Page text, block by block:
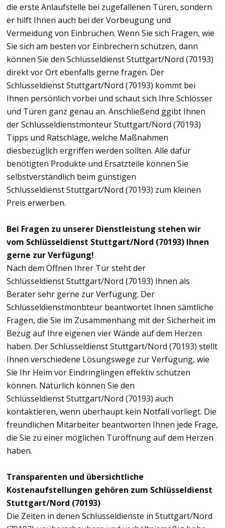
die erste Anlaufstelle bei zugefallenen Türen, sondern
er hilft Ihnen auch bei der Vorbeugung und
Vermeidung von Einbrüchen. Wenn Sie sich Fragen, wie
Sie sich am besten vor Einbrechern schützen, dann
können Sie den Schlüsseldienst Stuttgart/Nord (70193)
direkt vor Ort ebenfalls gerne fragen. Der
Schlüsseldienst Stuttgart/Nord (70193) kommt bei
Ihnen persönlich vorbei und schaut sich Ihre Schlösser
und Türen ganz genau an. Anschließend ggibt Ihnen
der Schlüsseldienstmonteur Stuttgart/Nord (70193)
Tipps und Ratschläge, welche Maßnahmen
diesbezüglich ergriffen werden sollten. Alle dafür
benötigten Produkte und Ersatzteile können Sie
selbstverständlich beim günstigen
Schlüsseldienst Stuttgart/Nord (70193) zum kleinen
Preis erwerben.
Bei Fragen zu unserer Dienstleistung stehen wir
vom Schlüsseldienst Stuttgart/Nord (70193) Ihnen
gerne zur Verfügung!
Nach dem Öffnen Ihrer Tür steht der
Schlüsseldienst Stuttgart/Nord (70193) Ihnen als
Berater sehr gerne zur Verfügung. Der
Schlüsseldienstmonbteur beantwortet Ihnen sämtliche
Fragen, die Sie im Zusammenhang mit der Sicherheit im
Bezug auf Ihre eigenen vier Wände auf dem Herzen
haben. Der Schlüsseldienst Stuttgart/Nord (70193) stellt
Ihnen verschiedene Lösungswege zur Verfügung, wie
Sie Ihr Heim vor Eindringlingen effektiv schützen
können. Natürlich können Sie den
Schlüsseldienst Stuttgart/Nord (70193) auch
kontaktieren, wenn überhaupt kein Notfall vorliegt. Die
freundlichen Mitarbeiter beantworten Ihnen jede Frage,
die Sie zu einer möglichen Türöffnung auf dem Herzen
haben.
Transparenten und übersichtliche
Kostenaufstellungen gehören zum Schlüsseldienst
Stuttgart/Nord (70193)
Die Zeiten in denen Schlüsseldienste in Stuttgart/Nord